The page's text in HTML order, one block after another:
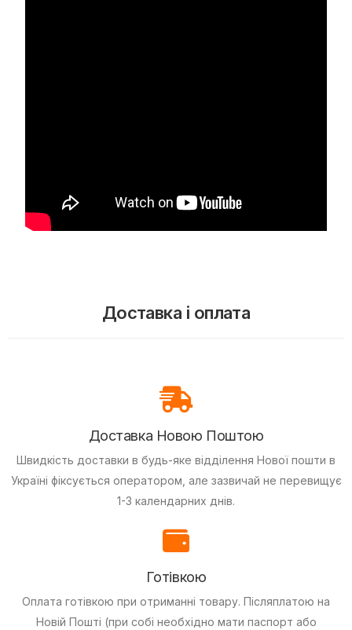
Доставка і оплата
Доставка Новою Поштою
Швидкість доставки в будь-яке відділення Нової пошти в
Україні фіксується оператором, але зазвичай не перевищує
1-3 календарних днів.
Готівкою
Оплата готівкою при отриманні товару. Післяплатою на
Новій Пошті (при собі необхідно мати паспорт або